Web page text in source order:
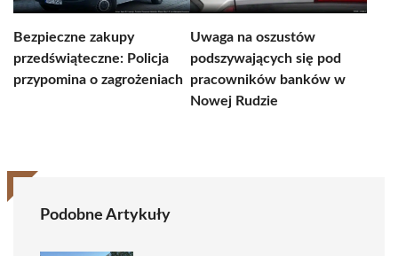
Bezpieczne zakupy
przedświąteczne: Policja
przypomina o zagrożeniach
Uwaga na oszustów
podszywających się pod
pracowników banków w
Nowej Rudzie
Podobne Artykuły